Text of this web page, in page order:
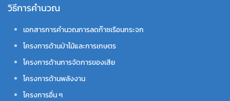
วิธีการคำนวณ
เอกสารการคำนวณการลดก๊าซเรือนกระจก
โครงการด้านป่าไม้และการเกษตร
โครงการด้านการจัดการของเสีย
โครงการด้านพลังงาน
โครงการอื่น ๆ